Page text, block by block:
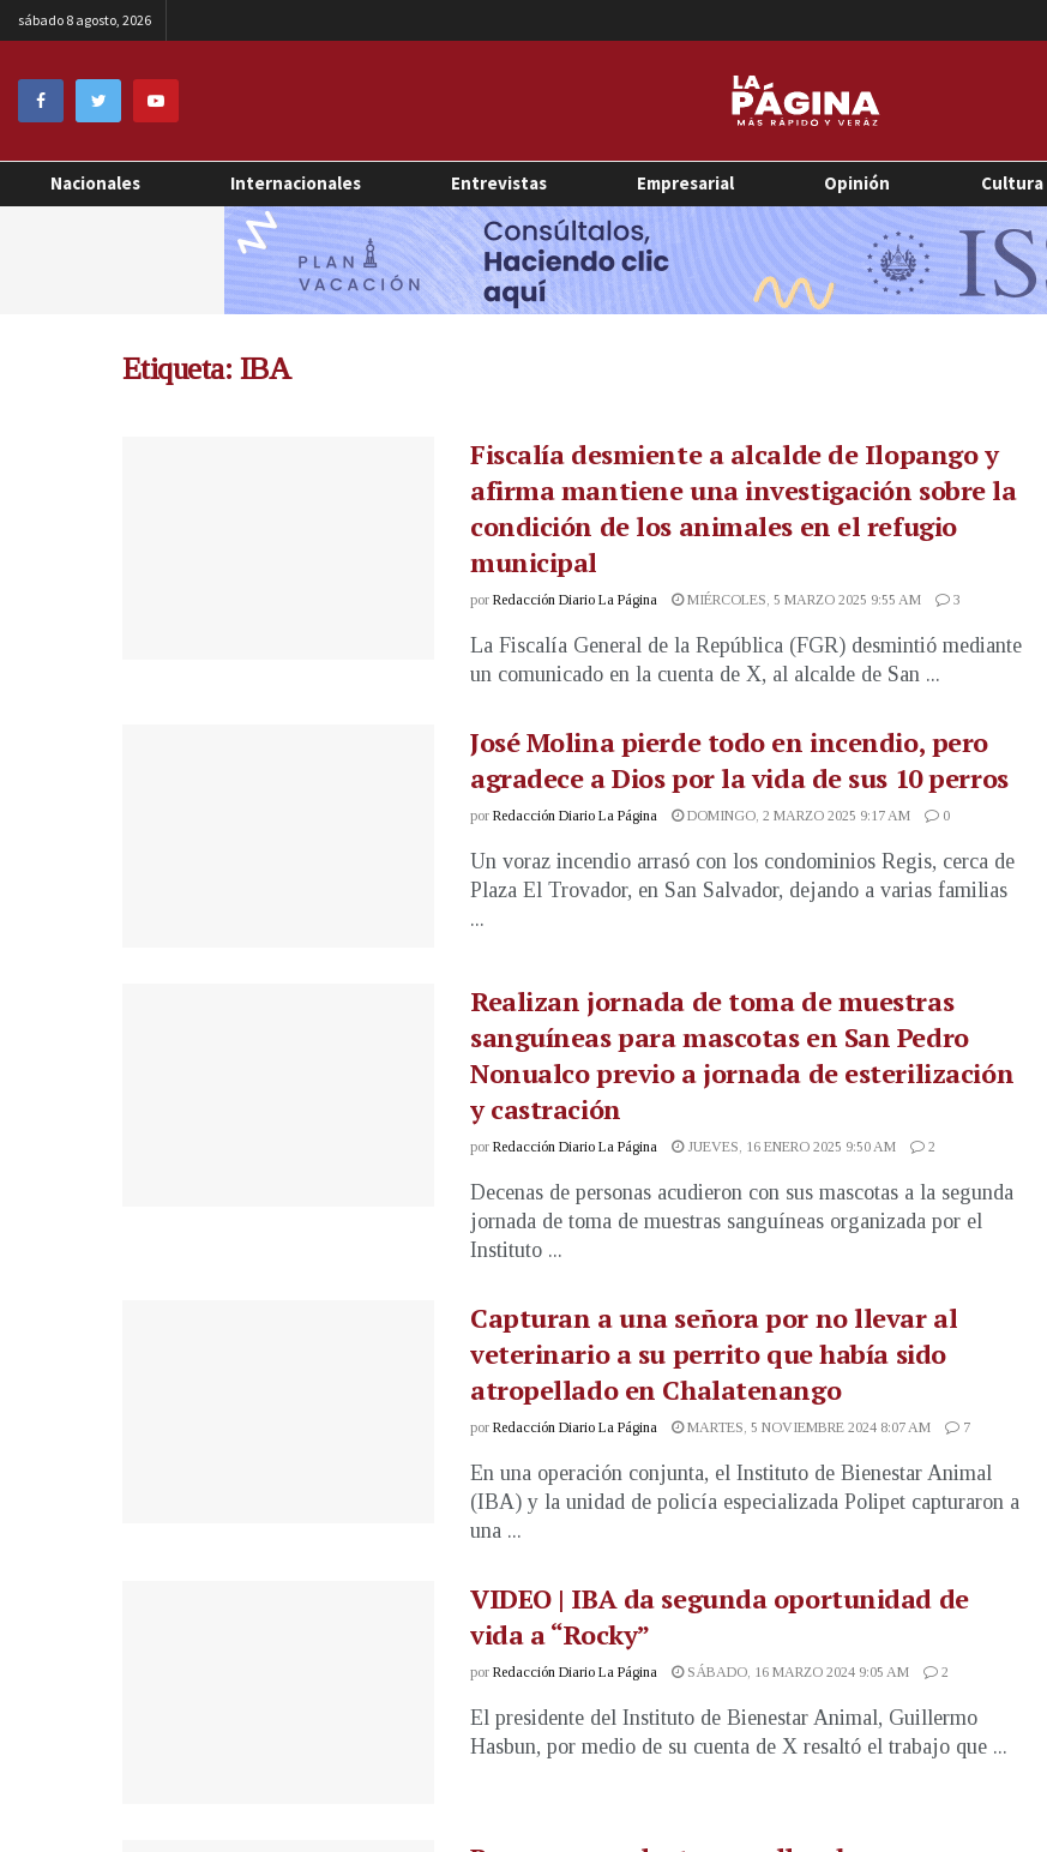
sábado 8 agosto, 2026
Nacionales Internacionales Entrevistas Empresarial Opinión Cultura
Etiqueta: IBA
Fiscalía desmiente a alcalde de Ilopango y
afirma mantiene una investigación sobre la
condición de los animales en el refugio
municipal
por Redacción Diario La Página MIÉRCOLES, 5 MARZO 2025 9:55 AM 3
La Fiscalía General de la República (FGR) desmintió mediante
un comunicado en la cuenta de X, al alcalde de San ...
José Molina pierde todo en incendio, pero
agradece a Dios por la vida de sus 10 perros
por Redacción Diario La Página DOMINGO, 2 MARZO 2025 9:17 AM 0
Un voraz incendio arrasó con los condominios Regis, cerca de
Plaza El Trovador, en San Salvador, dejando a varias familias
...
Realizan jornada de toma de muestras
sanguíneas para mascotas en San Pedro
Nonualco previo a jornada de esterilización
y castración
por Redacción Diario La Página JUEVES, 16 ENERO 2025 9:50 AM 2
Decenas de personas acudieron con sus mascotas a la segunda
jornada de toma de muestras sanguíneas organizada por el
Instituto ...
Capturan a una señora por no llevar al
veterinario a su perrito que había sido
atropellado en Chalatenango
por Redacción Diario La Página MARTES, 5 NOVIEMBRE 2024 8:07 AM 7
En una operación conjunta, el Instituto de Bienestar Animal
(IBA) y la unidad de policía especializada Polipet capturaron a
una ...
VIDEO | IBA da segunda oportunidad de
vida a “Rocky”
por Redacción Diario La Página SÁBADO, 16 MARZO 2024 9:05 AM 2
El presidente del Instituto de Bienestar Animal, Guillermo
Hasbun, por medio de su cuenta de X resaltó el trabajo que ...